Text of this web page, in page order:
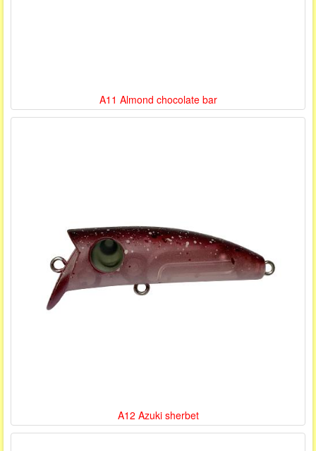
A11 Almond chocolate bar
A12 Azuki sherbet